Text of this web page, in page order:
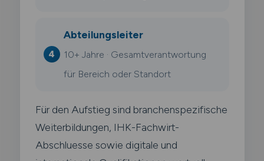
Abteilungsleiter
10+ Jahre · Gesamtverantwortung
für Bereich oder Standort
Für den Aufstieg sind branchenspezifische
Weiterbildungen, IHK-Fachwirt-
Abschluesse sowie digitale und